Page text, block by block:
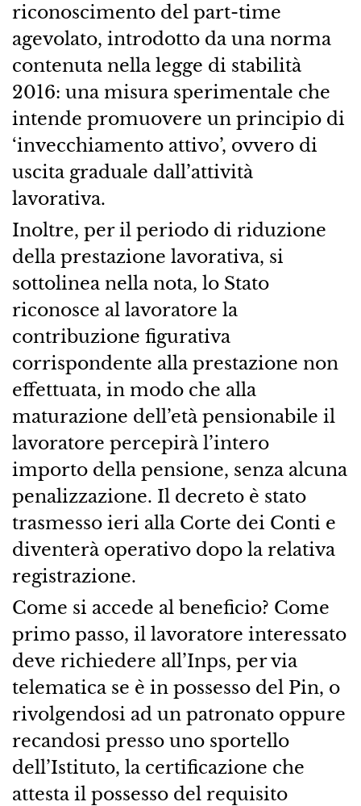
riconoscimento del part-time
agevolato, introdotto da una norma
contenuta nella legge di stabilità
2016: una misura sperimentale che
intende promuovere un principio di
‘invecchiamento attivo’, ovvero di
uscita graduale dall’attività
lavorativa.
Inoltre, per il periodo di riduzione
della prestazione lavorativa, si
sottolinea nella nota, lo Stato
riconosce al lavoratore la
contribuzione figurativa
corrispondente alla prestazione non
effettuata, in modo che alla
maturazione dell’età pensionabile il
lavoratore percepirà l’intero
importo della pensione, senza alcuna
penalizzazione. Il decreto è stato
trasmesso ieri alla Corte dei Conti e
diventerà operativo dopo la relativa
registrazione.
Come si accede al beneficio? Come
primo passo, il lavoratore interessato
deve richiedere all’Inps, per via
telematica se è in possesso del Pin, o
rivolgendosi ad un patronato oppure
recandosi presso uno sportello
dell’Istituto, la certificazione che
attesta il possesso del requisito